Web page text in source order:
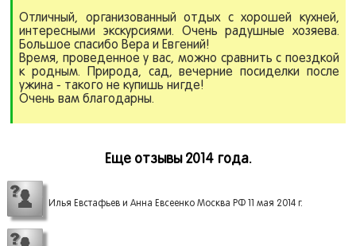
Отличный, организованный отдых с хорошей кухней,
интересными экскурсиями. Очень радушные хозяева.
Большое спасибо Вера и Евгений!
Время, проведенное у вас, можно сравнить с поездкой
к родным. Природа, сад, вечерние посиделки после
ужина - такого не купишь нигде!
Очень вам благодарны.
Еще отзывы 2014 года.
Илья Евстафьев и Анна Евсеенко Москва РФ 11 мая 2014 г.